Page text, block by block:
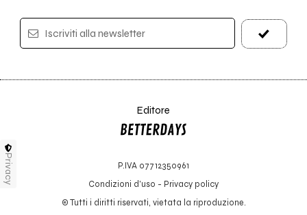
Iscriviti alla newsletter
Editore
P.IVA 07712350961
Condizioni d'uso - Privacy policy
© Tutti i diritti riservati, vietata la riproduzione.
Privacy